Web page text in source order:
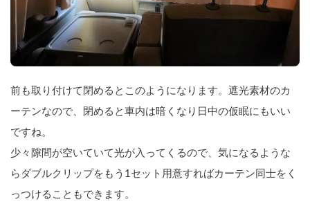
前も取り付けて閉めるとこのようになります。遮光素材のカ
ーテンなので、閉めると車内は暗くなり日中の仮眠にもいい
ですね。
少々隙間が空いていて光が入ってくるので、気になるような
らダブルクリップをもう1セット用意すればカーテン同士をく
っつけることもできます。